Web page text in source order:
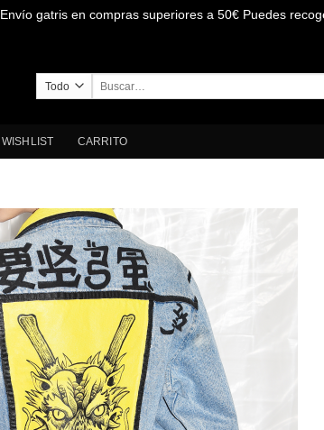
Envío gatris en compras superiores a 50€ Puedes
WISHLIST CARRITO